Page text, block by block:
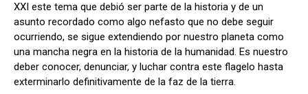
XXI este tema que debió ser parte de la historia y de un
asunto recordado como algo nefasto que no debe seguir
ocurriendo, se sigue extendiendo por nuestro planeta como
una mancha negra en la historia de la humanidad. Es nuestro
deber conocer, denunciar, y luchar contra este flagelo hasta
exterminarlo definitivamente de la faz de la tierra.